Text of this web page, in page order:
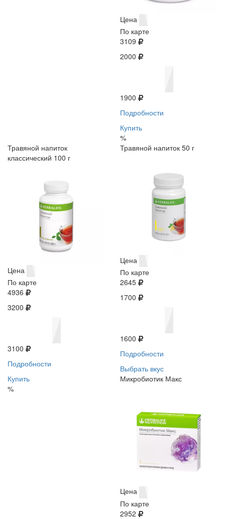
Цена
По карте
3109
2000
1900
Подробности
Купить
%
Травяной напиток
классический 100 г
Цена
По карте
4936
3200
3100
Подробности
Купить
%
Травяной напиток 50 г
Цена
По карте
2645
1700
1600
Подробности
Выбрать вкус
Микробиотик Макс
Цена
По карте
2952